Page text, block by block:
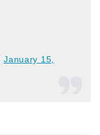
January 15,